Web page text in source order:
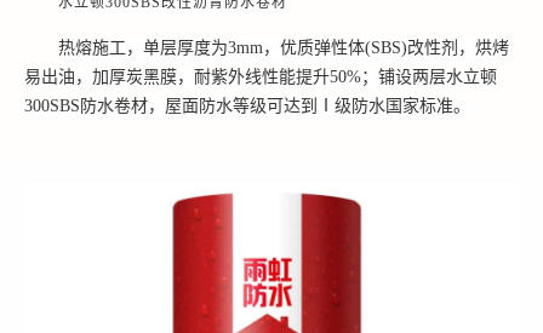
热熔施工，单层厚度为3mm，优质弹性体(SBS)改性剂，烘烤
易出油，加厚炭黑膜，耐紫外线性能提升50%；铺设两层水立顿
300SBS防水卷材，屋面防水等级可达到Ⅰ级防水国家标准。